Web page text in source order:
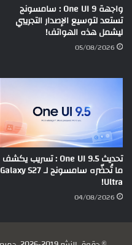
واجهة One UI 9 : سامسونج
تستعد لتوسيع الإصدار التجريبي
ليشمل هذه الهواتف!
05/08/2026
تحديث One UI 9.5 : تسريب يكشف
ما تُحضّره سامسونج لـ Galaxy S27
Ultra!
04/08/2026